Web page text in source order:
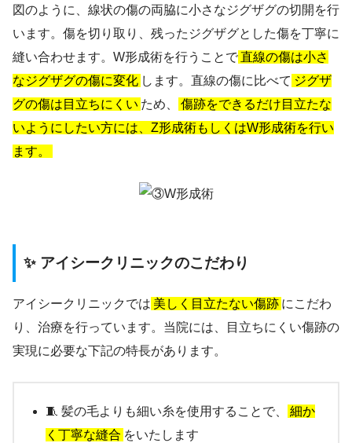
図のように、線状の傷の両脇に小さなジグザグの切開を行
います。傷を切り取り、残ったジグザグとした傷を丁寧に
縫い合わせます。W形成術を行うことで直線の傷は小さ
なジグザグの傷に変化 します。直線の傷に比べて ジグザ
グの傷は目立ちにくい ため、
傷跡をできるだけ目立たな
いようにしたい方には、Z形成術もしくはW形成術を行い
ます。
✨ アイシークリニックのこだわり
アイシークリニックでは 美しく目立たない傷跡 にこだわ
り、治療を行っています。当院には、目立ちにくい傷跡の
実現に必要な下記の特長があります。
🧵 髪の毛よりも細い糸を使用することで、
細か
く丁寧な縫合 をいたします